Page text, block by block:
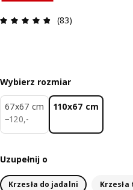
Opinia: 4.8 na 5
(83)
Wybierz rozmiar
67x67 cm
−120,-
120,-
110x67 cm
Uzupełnij o
Krzesła do jadalni